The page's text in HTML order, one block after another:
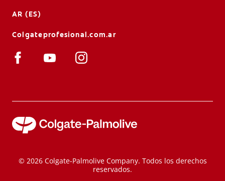
AR (ES)
Colgateprofesional.com.ar
© 2026 Colgate-Palmolive Company. Todos los derechos
reservados.